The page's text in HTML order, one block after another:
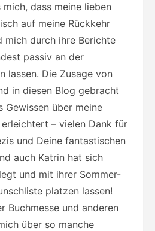
dass meine lieben
auf meine Rückkehr
mich durch ihre Berichte
passiv an der
lassen. Die Zusage von
in diesen Blog gebracht
Gewissen über meine
– vielen Dank für
und Deine fantastischen
auch Katrin hat sich
und mit ihrer Sommer-
platzen lassen!
Buchmesse und anderen
über so manche